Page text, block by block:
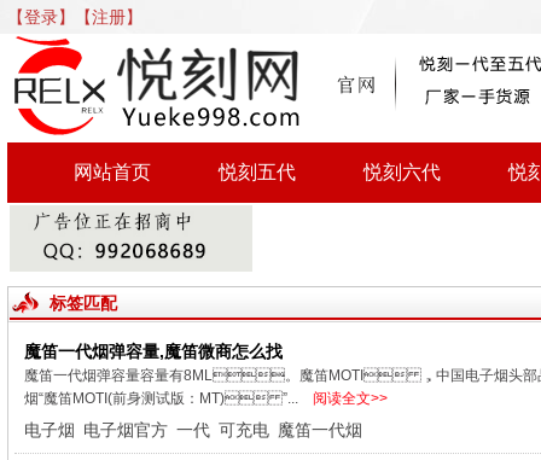
【登录】 【注册】
网站首页 悦刻五代 悦刻六代 悦
标签匹配
魔笛一代烟弹容量,魔笛微商怎么找
魔笛一代烟弹容量容量有8ML。魔笛MOTI ，中国电子烟头部品牌
烟“魔笛MOTI(前身测试版：MT) ”...
阅读全文>>
电子烟 电子烟官方 一代 可充电 魔笛一代烟